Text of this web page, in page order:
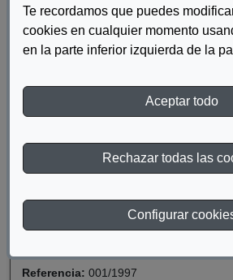
Te recordamos que puedes
cookies en cualquier momento
en la parte inferior izquierda de la
Aceptar todo
Rechazar todas las
Configurar
Congres International, Palais des
Octubre 1996.
Materia:Discapacidad
Año de publicación:1997
Fecha de catalogación:2021
Formato:Informes
Referencia: 001/1997